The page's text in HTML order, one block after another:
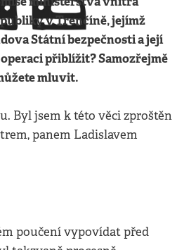
v Trenčíně, jejímž
Státní bezpečnosti a její
přiblížit? Samozřejmě
mluvit.
Byl jsem k této věci zproštěn
panem Ladislavem
poučení vypovídat před